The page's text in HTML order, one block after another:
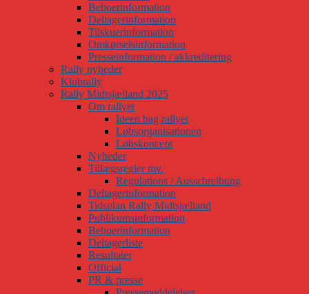
Beboerinformation
Deltagerinformation
Tilskuerinformation
Omkørselsinformation
Presseinformation / akkreditering
Rally nyheder
Klubrally
Rally Midtsjælland 2025
Om rallyet
Ideen bag rallyet
Løbsorganisationen
Løbskoncept
Nyheder
Tillægsregler mv.
Regulations / Ausschreibung
Deltagerinformation
Tidsplan Rally Midtsjælland
Publikumsinformation
Beboerinformation
Deltagerliste
Resultater
Official
PR & presse